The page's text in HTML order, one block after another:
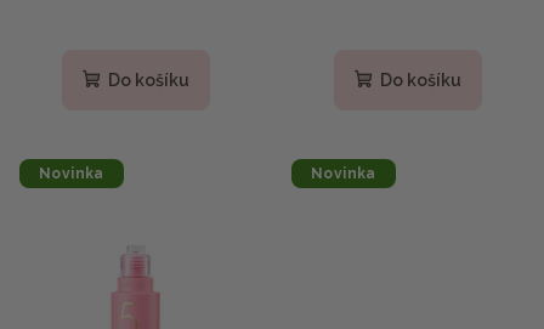
Do košíku Do košíku
Novinka Novinka